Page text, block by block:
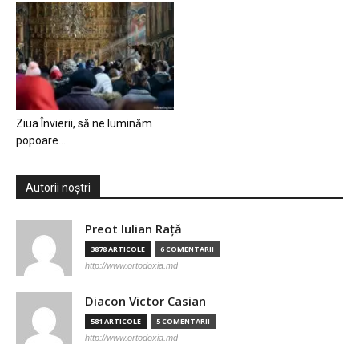
Ziua Învierii, să ne luminăm
popoare…
Autorii noștri
Preot Iulian Raţă
3878 ARTICOLE 6 COMENTARII
http://www.ortodoxia.md
Diacon Victor Casian
581 ARTICOLE 5 COMENTARII
http://www.ortodoxia.md